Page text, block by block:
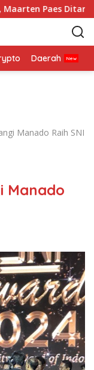
Paes Ditantang
Daerah
Manado Raih SNI
Manado